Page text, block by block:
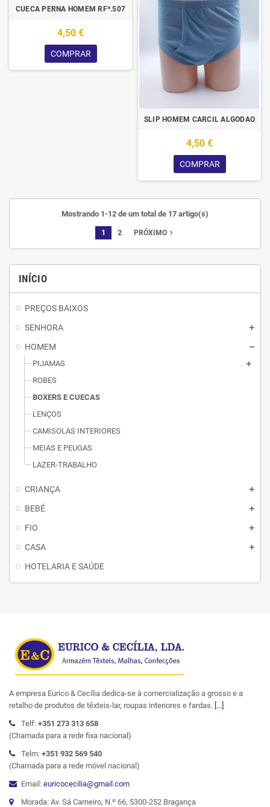
INÍCIO
PREÇOS BAIXOS
SENHORA
HOMEM
PIJAMAS
ROBES
BOXERS E CUECAS
LENÇOS
CAMISOLAS INTERIORES
MEIAS E PEUGAS
LAZER-TRABALHO
CRIANÇA
BEBÉ
FIO
CASA
HOTELARIA E SAÚDE
CUECA PERNA HOMEM RFª.507
4,50 €
COMPRAR
SLIP HOMEM CARCIL ALGODAO
4,50 €
COMPRAR
Mostrando 1-12 de um total de 17 artigo(s)
1 2 PRÓXIMOnavigate_next
A empresa Eurico & Cecília dedica-se à comercialização a grosso e a
retalho de produtos de têxteis-lar, roupas interiores e fardas. [...]
Telf: +351 273 313 658
(Chamada para a rede fixa nacional)
Telm: +351 932 569 540
(Chamada para a rede móvel nacional)
Email: euricocecilia@gmail.com
Morada: Av. Sá Carneiro, N.º 66, 5300-252 Bragança